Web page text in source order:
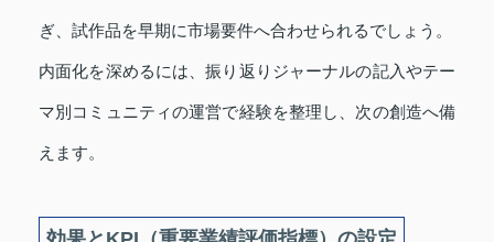
ぎ、試作品を早期に市場要件へ合わせられるでしょう。
内面化を深めるには、振り返りジャーナルの記入やテー
マ別コミュニティの運営で経験を整理し、次の創造へ備
えます。